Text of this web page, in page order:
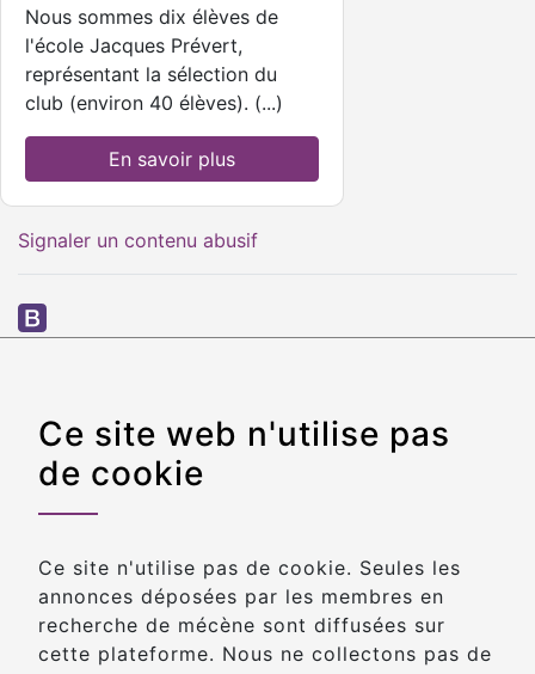
Nous sommes dix élèves de
l'école Jacques Prévert,
représentant la sélection du
club (environ 40 élèves). (...)
En savoir plus
Signaler un contenu abusif
principales
Social
Environnement
Restauration des
monuments
Solidarité
légales
d'utilisation
waniconfrom Icons
made by
www.flaticon.com
Ce site web n'utilise pas
de cookie
Ce site n'utilise pas de cookie. Seules les
annonces déposées par les membres en
recherche de mécène sont diffusées sur
cette plateforme. Nous ne collectons pas de